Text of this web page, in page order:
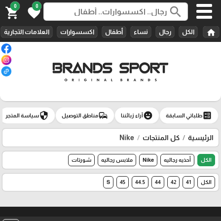
search
0
favorite
0
shopping_cart
home الكل رجال نساء أطفال اكسسوارات العلامات التجارية
ballotطلباتي السابقة emoji_emotionsآراء زبائننا commuteمناطق التوصيل securityسياسة المتجر
الرئيسية كل المنتجات Nike
الكل أحذيه رجاليه Nike ملابس رجاليه شورتات
الكل 41
42
44
44.5
45
S